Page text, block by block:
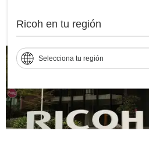
Ricoh en tu región
Selecciona tu región
lugares inteligentes de